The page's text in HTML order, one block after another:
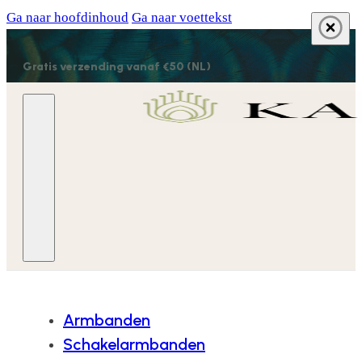
Ga naar hoofdinhoud Ga naar voettekst
Gratis verzending vanaf €50 (NL)
Armbanden
Schakelarmbanden